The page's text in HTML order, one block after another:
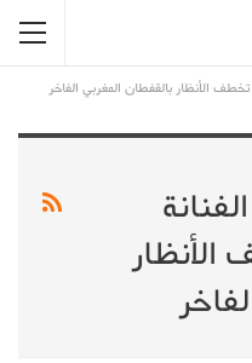
الأنظار بالقفطان المغربي الفاخر